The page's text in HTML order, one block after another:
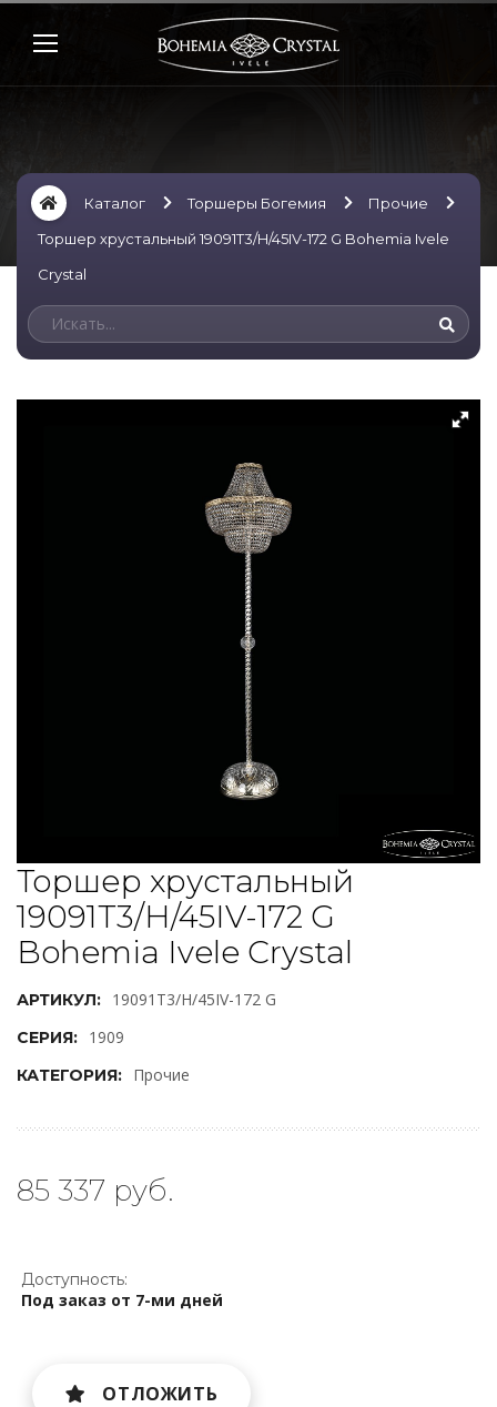
Каталог Торшеры Богемия
Прочие
Торшер хрустальный 19091T3/H/45IV-172 G Bohemia Ivele
Crystal
Торшер хрустальный
19091T3/H/45IV-172 G
Bohemia Ivele Crystal
АРТИКУЛ: 19091T3/H/45IV-172 G
СЕРИЯ: 1909
КАТЕГОРИЯ: Прочие
85 337 руб.
Доступность:
Под заказ от 7-ми дней
ОТЛОЖИТЬ